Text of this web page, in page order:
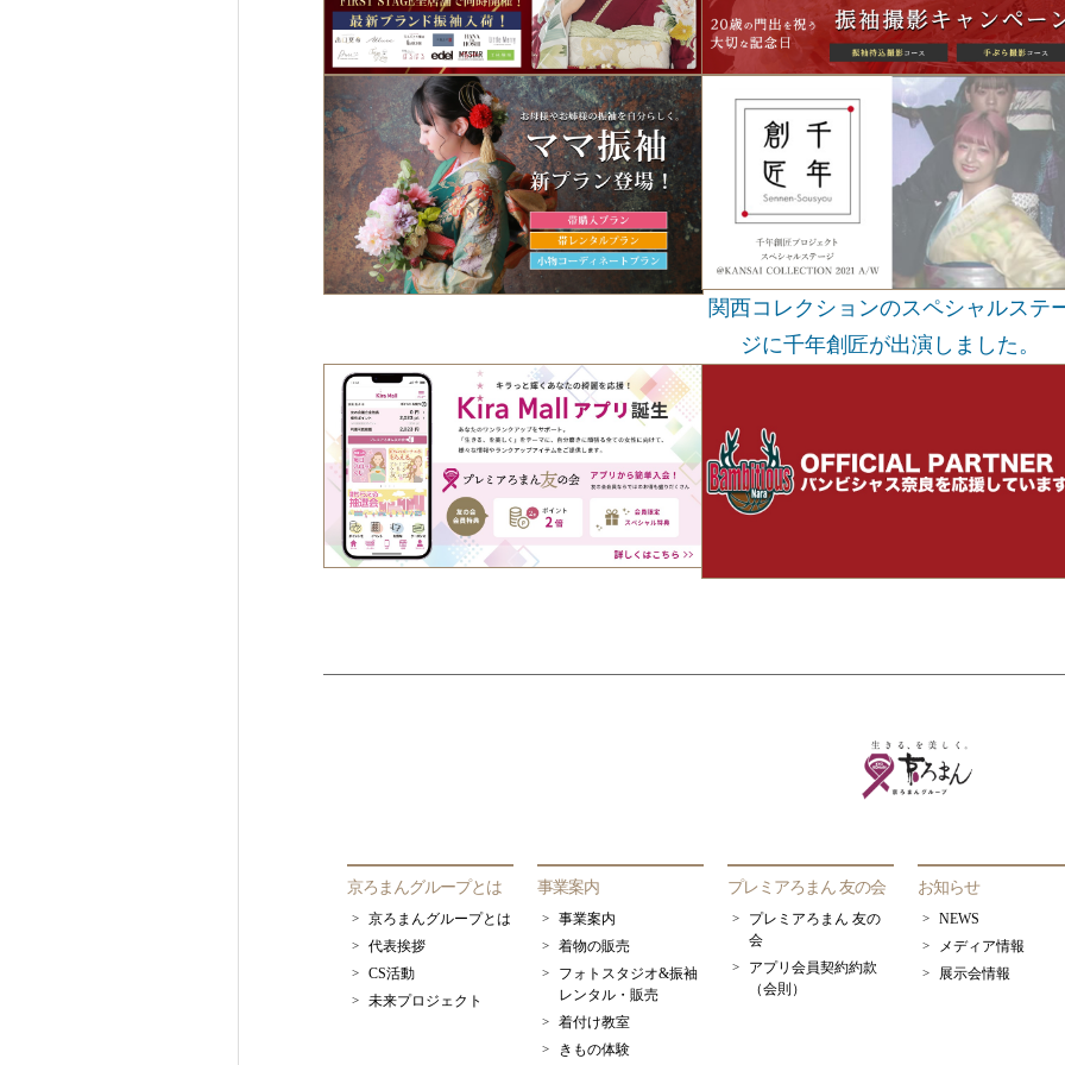
関西コレクションのスペシャルステ
ジに千年創匠が出演しました。
京ろまんグループとは
京ろまんグループとは
代表挨拶
CS活動
未来プロジェクト
事業案内
事業案内
着物の販売
フォトスタジオ&振袖
レンタル・販売
着付け教室
きもの体験
プレミアろまん 友の会
プレミアろまん 友の
会
アプリ会員契約約款
（会則）
お知らせ
NEWS
メディア情報
展示会情報